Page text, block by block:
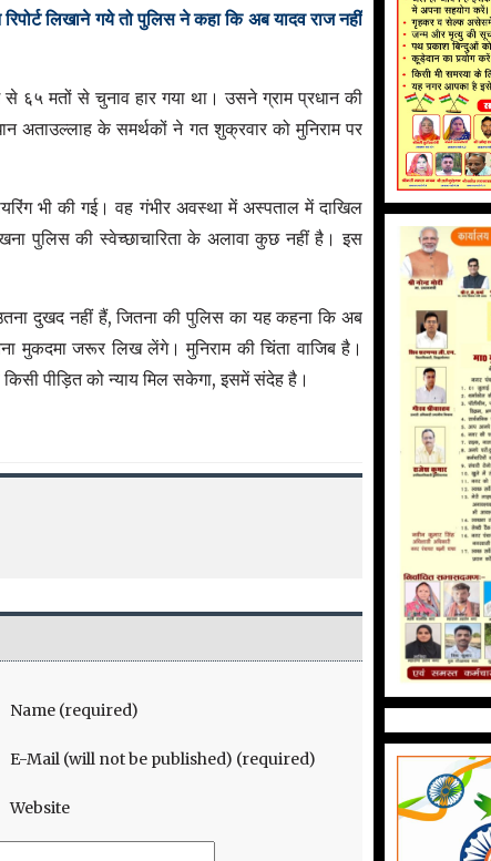
लिखाने गये तो पुलिस ने कहा कि अब यादव राज नहीं
६५ मतों से चुनाव हार गया था। उसने ग्राम प्रधान की
अताउल्लाह के समर्थकों ने गत शुक्रवार को मुनिराम पर
भी की गई। वह गंभीर अवस्था में अस्पताल में दाखिल
पुलिस की स्वेच्छाचारिता के अलावा कुछ नहीं है। इस
दुखद नहीं हैं, जितना की पुलिस का यह कहना कि अब
मुकदमा जरूर लिख लेंगे। मुनिराम की चिंता वाजिब है।
पीड़ित को न्याय मिल सकेगा, इसमें संदेह है।
Name (required)
E-Mail (will not be published) (required)
Website